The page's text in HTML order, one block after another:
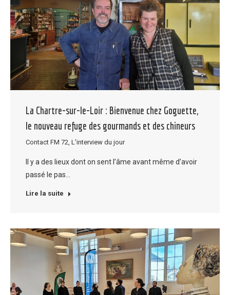
La Chartre-sur-le-Loir : Bienvenue chez Goguette,
le nouveau refuge des gourmands et des chineurs
Contact FM 72 L'interview du jour
Il y a des lieux dont on sent l’âme avant même d’avoir
passé le pas…
Lire la suite